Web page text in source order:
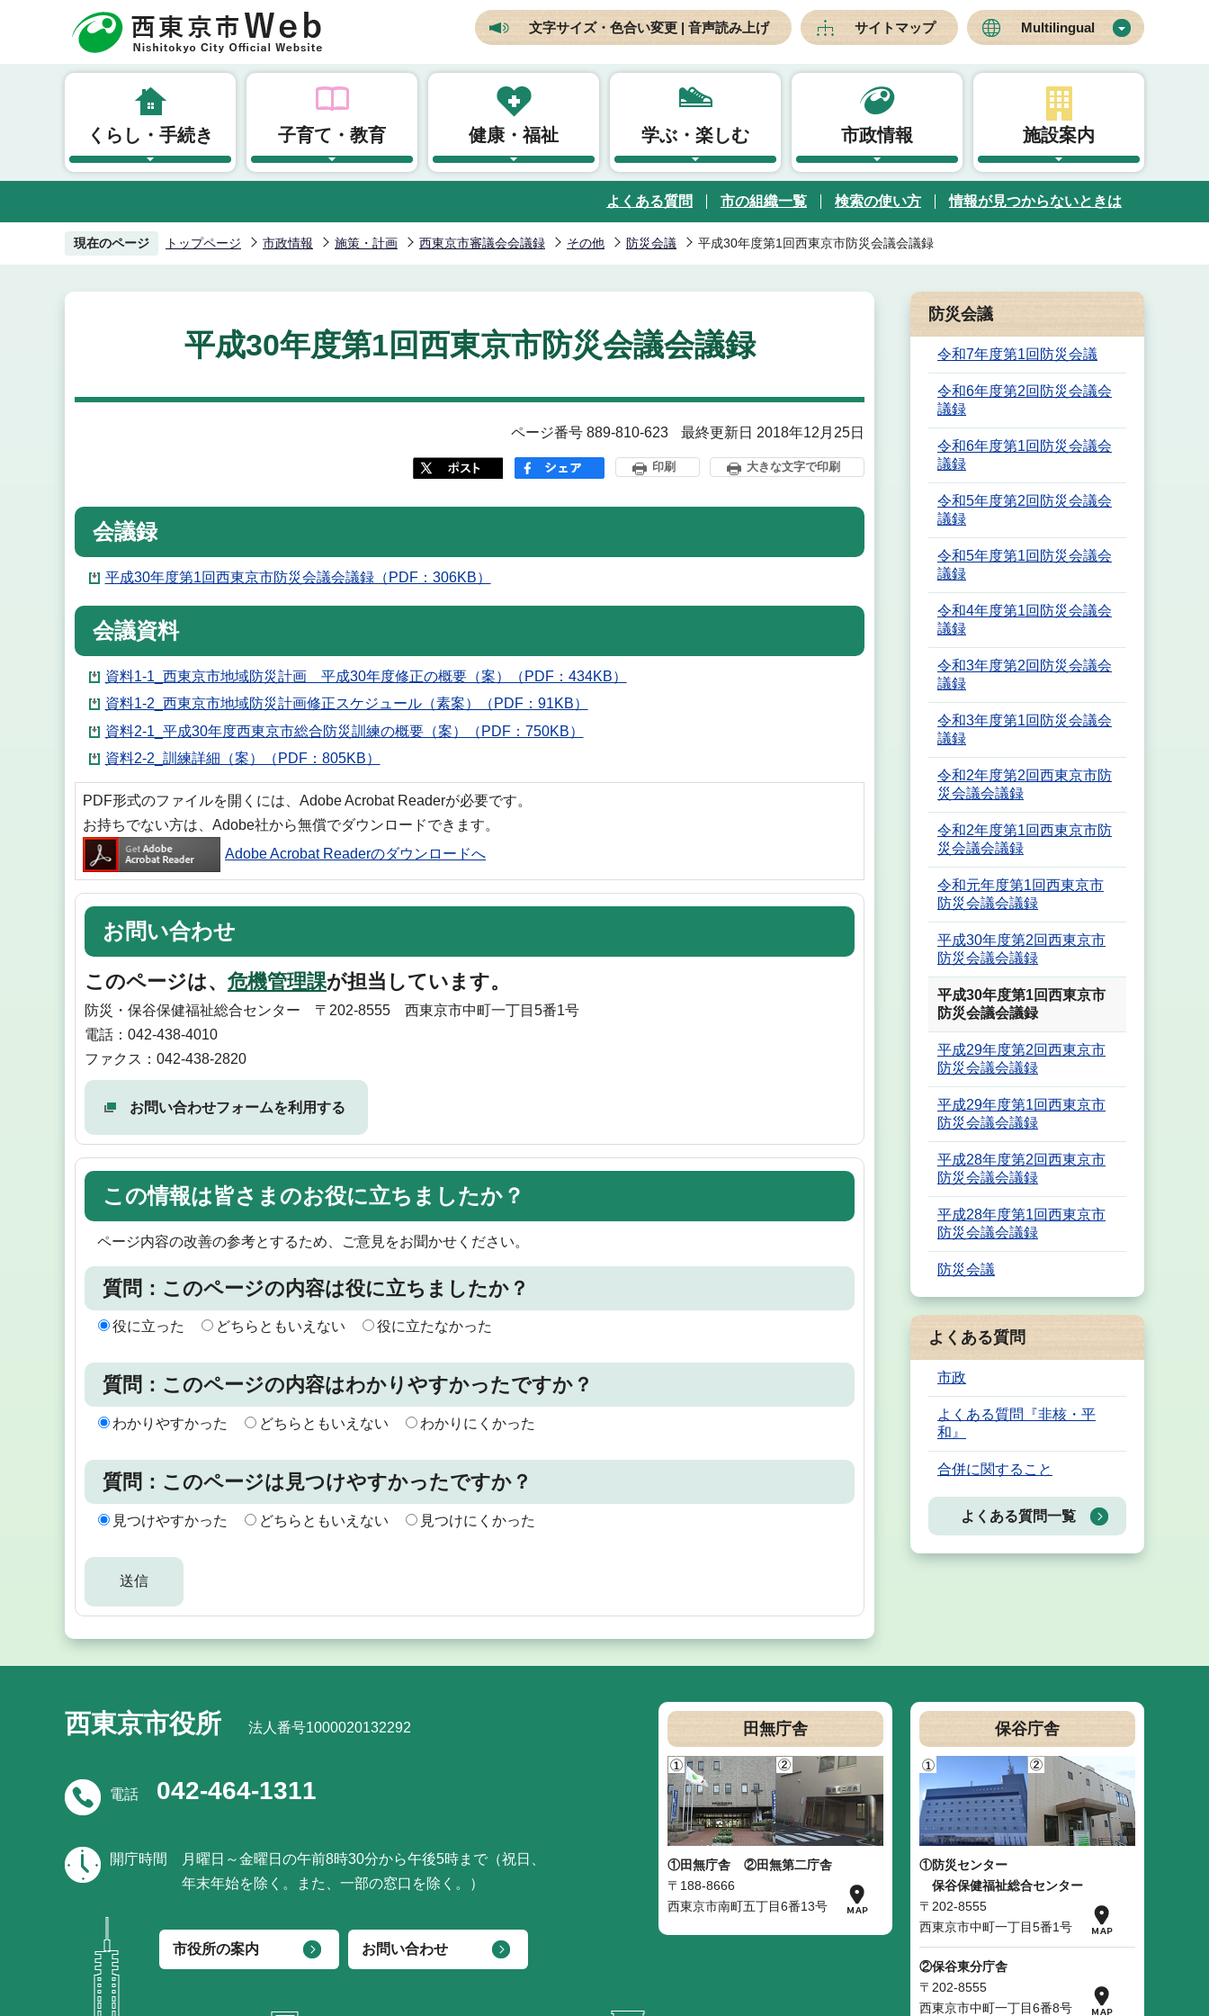
頭
文字サイズ・色合い変更 | 音声読み上げ サイトマップ Multilingual
くらし・手続き 子育て・教育 健康・福祉 学ぶ・楽しむ 市政情報 施設案内
よくある質問 市の組織一覧 検索の使い方 情報が見つからないときは
現在のページ トップページ 市政情報 施策・計画 西東京市審議会会議録 その他 防災会議 平成30年度第1回西東京市防災会議会議録
平成30年度第1回西東京市防災会議会議録
ページ番号 889-810-623 最終更新日 2018年12月25日
印刷 大きな文字で印刷
会議録
平成30年度第1回西東京市防災会議会議録（PDF：306KB）
会議資料
資料1-1_西東京市地域防災計画 平成30年度修正の概要（案）（PDF：434KB）
資料1-2_西東京市地域防災計画修正スケジュール（素案）（PDF：91KB）
資料2-1_平成30年度西東京市総合防災訓練の概要（案）（PDF：750KB）
資料2-2_訓練詳細（案）（PDF：805KB）
PDF形式のファイルを開くには、Adobe Acrobat Readerが必要です。
お持ちでない方は、Adobe社から無償でダウンロードできます。
Adobe Acrobat Readerのダウンロードへ
お問い合わせ
このページは、 危機管理課が担当しています。
防災・保谷保健福祉総合センター 〒202-8555 西東京市中町一丁目5番1号
電話：042-438-4010
ファクス：042-438-2820
お問い合わせフォームを利用する
この情報は皆さまのお役に立ちましたか？
ページ内容の改善の参考とするため、ご意見をお聞かせください。
質問：このページの内容は役に立ちましたか？
役に立った どちらともいえない 役に立たなかった
質問：このページの内容はわかりやすかったですか？
わかりやすかった どちらともいえない わかりにくかった
質問：このページは見つけやすかったですか？
見つけやすかった どちらともいえない 見つけにくかった
防災会議
令和7年度第1回防災会議
令和6年度第2回防災会議会
議録
令和6年度第1回防災会議会
議録
令和5年度第2回防災会議会
議録
令和5年度第1回防災会議会
議録
令和4年度第1回防災会議会
議録
令和3年度第2回防災会議会
議録
令和3年度第1回防災会議会
議録
令和2年度第2回西東京市防
災会議会議録
令和2年度第1回西東京市防
災会議会議録
令和元年度第1回西東京市
防災会議会議録
平成30年度第2回西東京市
防災会議会議録
平成30年度第1回西東京市
防災会議会議録
平成29年度第2回西東京市
防災会議会議録
平成29年度第1回西東京市
防災会議会議録
平成28年度第2回西東京市
防災会議会議録
平成28年度第1回西東京市
防災会議会議録
防災会議
よくある質問
市政
よくある質問『非核・平
和』
合併に関すること
よくある質問一覧
西東京市役所 法人番号1000020132292
電話 042-464-1311
開庁時間
月曜日～金曜日の午前8時30分から午後5時まで（祝日、
年末年始を除く。また、一部の窓口を除く。）
市役所の案内 お問い合わせ
田無庁舎
①田無庁舎
②田無第二庁舎
〒188-8666
西東京市南町五丁目6番13号
保谷庁舎
①防災センター
保谷保健福祉総合センター
〒202-8555
西東京市中町一丁目5番1号
②保谷東分庁舎
〒202-8555
西東京市中町一丁目6番8号